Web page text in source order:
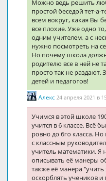
Можно ведь решить
простой беседой тет-а-
всем вокруг, какая Вы
все плохие. Уже одно
одним учителем, а с
нужно посмотреть на
Но почему школа
родителю все в ней не
просто так не
детей и педагогов!
Алекс 24 апреля 2021 в
Учимся в этой школе
учится в 6 классе. Всё
ровно до 6го класса.
с классным
учитель математики. Я
описывать её манеры
также её манера
оскорблять учеников и